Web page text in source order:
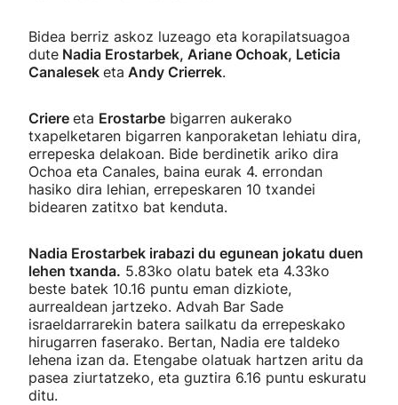
Bidea berriz askoz luzeago eta korapilatsuagoa
dute Nadia Erostarbek, Ariane Ochoak, Leticia
Canalesek eta Andy Crierrek.
Criere eta Erostarbe bigarren aukerako
txapelketaren bigarren kanporaketan lehiatu dira,
errepeska delakoan. Bide berdinetik ariko dira
Ochoa eta Canales, baina eurak 4. errondan
hasiko dira lehian, errepeskaren 10 txandei
bidearen zatitxo bat kenduta.
Nadia Erostarbek irabazi du egunean jokatu duen
lehen txanda. 5.83ko olatu batek eta 4.33ko
beste batek 10.16 puntu eman dizkiote,
aurrealdean jartzeko. Advah Bar Sade
israeldarrarekin batera sailkatu da errepeskako
hirugarren faserako. Bertan, Nadia ere taldeko
lehena izan da. Etengabe olatuak hartzen aritu da
pasea ziurtatzeko, eta guztira 6.16 puntu eskuratu
ditu.